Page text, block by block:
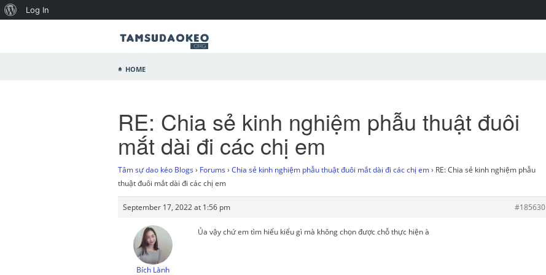
Home
RE: Chia sẻ kinh nghiệm phẫu thuật đuôi
mắt dài đi các chị em
Tâm sự dao kéo Blogs › Forums › Chia sẻ kinh nghiệm phẫu thuật đuôi mắt dài đi các chị em › RE: Chia sẻ kinh nghiệm phẫu
thuật đuôi mắt dài đi các chị em
September 17, 2022 at 1:56 pm #185630
Bích Lành
Ủa vậy chứ em tìm hiểu kiểu gì mà không chọn được chỗ thực hiện à
Log In